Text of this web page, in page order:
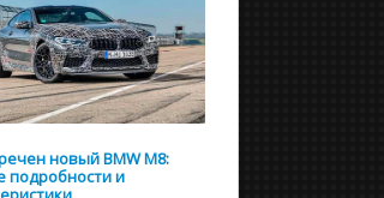
новый BMW M8:
подробности и